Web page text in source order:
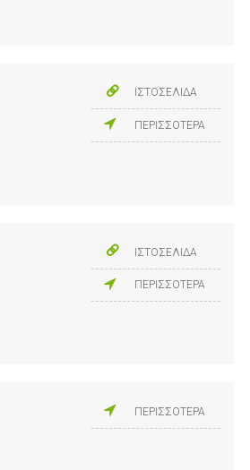
ΙΣΤΟΣΕΛΙΔΑ
ΠΕΡΙΣΣΟΤΕΡΑ
ΙΣΤΟΣΕΛΙΔΑ
ΠΕΡΙΣΣΟΤΕΡΑ
ΠΕΡΙΣΣΟΤΕΡΑ